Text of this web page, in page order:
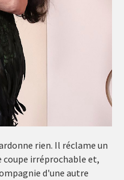
rien. Il réclame un
irréprochable et,
d'une autre